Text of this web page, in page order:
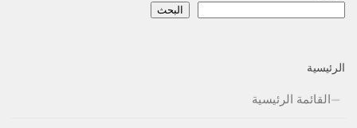
البحث
الرئيسية
القائمة الرئيسية